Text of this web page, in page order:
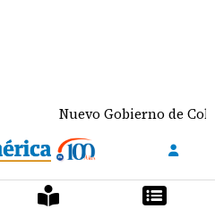
Nuevo Gobierno de Colombia